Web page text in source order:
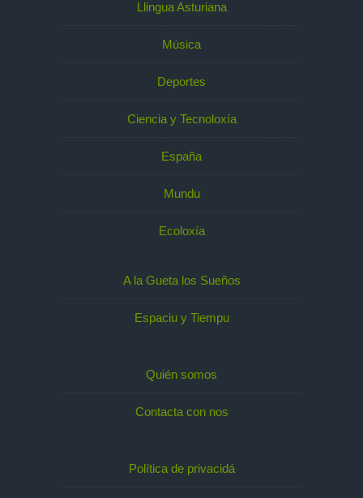
Llingua Asturiana
Música
Deportes
Ciencia y Tecnoloxía
España
Mundu
Ecoloxía
A la Gueta los Sueños
Espaciu y Tiempu
Quién somos
Contacta con nos
Política de privacidá